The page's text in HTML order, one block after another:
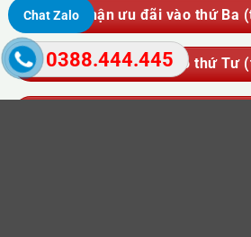
NHẬN40%ƯU ĐÃI
Nhận ưu đãi vào thứ Hai
Chat Zalo
0388.444.445